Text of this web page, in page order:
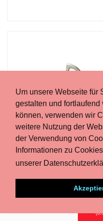
Um unsere Webseite für
gestalten und fortlaufend
können, verwenden wir
weitere Nutzung der
der Verwendung von
Informationen zu
unserer
Titan Crash
Versandkosten (